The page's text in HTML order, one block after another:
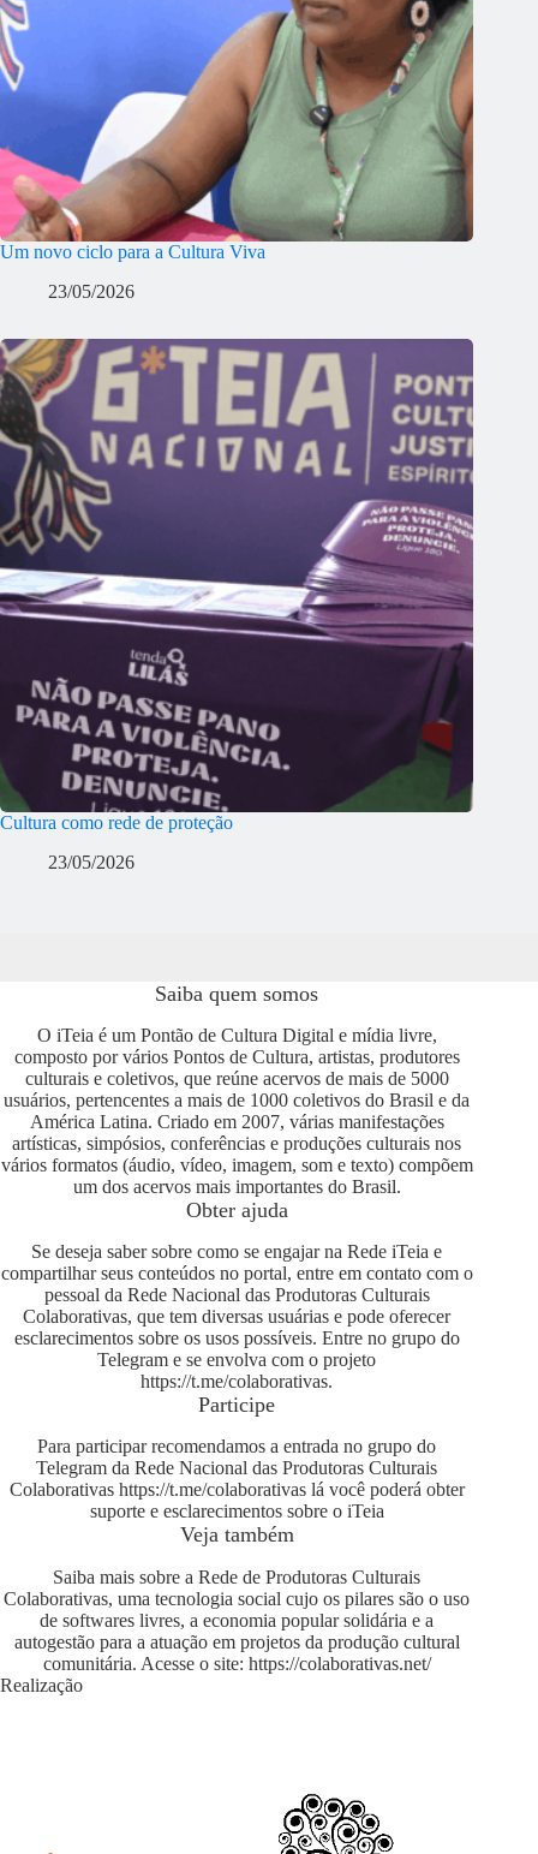
Um novo ciclo para a Cultura Viva
23/05/2026
Cultura como rede de proteção
23/05/2026
Saiba quem somos
O iTeia é um Pontão de Cultura Digital e mídia livre,
composto por vários Pontos de Cultura, artistas, produtores
culturais e coletivos, que reúne acervos de mais de 5000
usuários, pertencentes a mais de 1000 coletivos do Brasil e da
América Latina. Criado em 2007, várias manifestações
artísticas, simpósios, conferências e produções culturais nos
vários formatos (áudio, vídeo, imagem, som e texto) compõem
um dos acervos mais importantes do Brasil.
Obter ajuda
Se deseja saber sobre como se engajar na Rede iTeia e
compartilhar seus conteúdos no portal, entre em contato com o
pessoal da Rede Nacional das Produtoras Culturais
Colaborativas, que tem diversas usuárias e pode oferecer
esclarecimentos sobre os usos possíveis. Entre no grupo do
Telegram e se envolva com o projeto
https://t.me/colaborativas.
Participe
Para participar recomendamos a entrada no grupo do
Telegram da Rede Nacional das Produtoras Culturais
Colaborativas https://t.me/colaborativaslá você poderá obter
suporte e esclarecimentos sobre o iTeia
Veja também
Saiba mais sobre a Rede de Produtoras Culturais
Colaborativas, uma tecnologia social cujo os pilares são o uso
de softwares livres, a economia popular solidária e a
autogestão para a atuação em projetos da produção cultural
comunitária. Acesse o site: https://colaborativas.net/
Realização